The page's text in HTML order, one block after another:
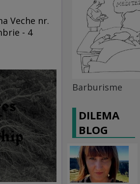
Veche nr.
- 4
Barburisme
DILEMA
BLOG